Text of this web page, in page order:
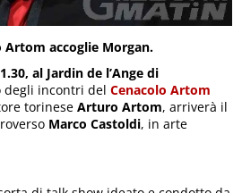
Artom accoglie Morgan.
al Jardin de l’Ange di
degli incontri delCenacolo Artom
torineseArturo Artom, arriverà il
Marco Castoldi, in arte